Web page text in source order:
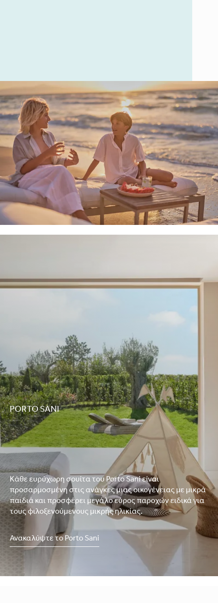
PORTO SANI
Κάθε ευρύχωρη σουίτα του Porto Sani είναι
προσαρμοσμένη στις ανάγκες μιας οικογένειας με μικρά
παιδιά και προσφέρει μεγάλο εύρος παροχών ειδικά για
τους φιλοξενούμενους μικρής ηλικίας.
Ανακαλύψτε το Porto Sani